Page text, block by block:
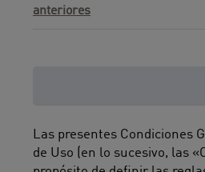
anteriores
Las presentes Condiciones
de Uso (en lo sucesivo, las